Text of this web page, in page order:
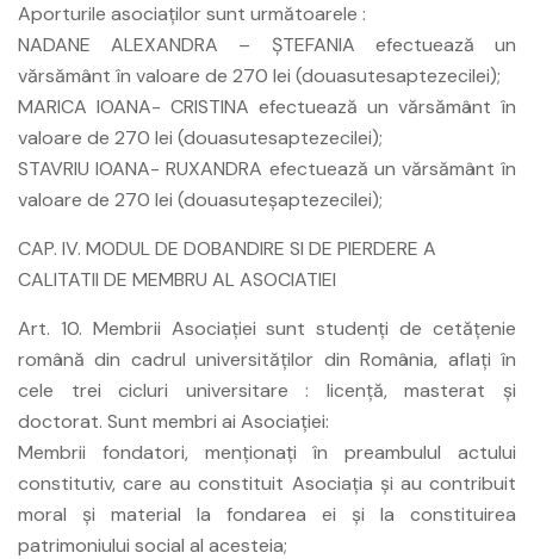
Aporturile asociaţilor sunt următoarele :
NADANE ALEXANDRA – ŞTEFANIA efectuează un
vărsământ în valoare de 270 lei (douasutesaptezecilei);
MARICA IOANA- CRISTINA efectuează un vărsământ în
valoare de 270 lei (douasutesaptezecilei);
STAVRIU IOANA- RUXANDRA efectuează un vărsământ în
valoare de 270 lei (douasuteşaptezecilei);
CAP. IV. MODUL DE DOBANDIRE SI DE PIERDERE A
CALITATII DE MEMBRU AL ASOCIATIEI
Art. 10. Membrii Asociaţiei sunt studenţi de cetăţenie
română din cadrul universităţilor din România, aflaţi în
cele trei cicluri universitare : licenţă, masterat şi
doctorat. Sunt membri ai Asociaţiei:
Membrii fondatori, menţionaţi în preambulul actului
constitutiv, care au constituit Asociaţia şi au contribuit
moral şi material la fondarea ei şi la constituirea
patrimoniului social al acesteia;